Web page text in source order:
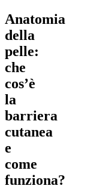
Anatomia
della
pelle:
che
cos’è
la
barriera
cutanea
e
come
funziona?